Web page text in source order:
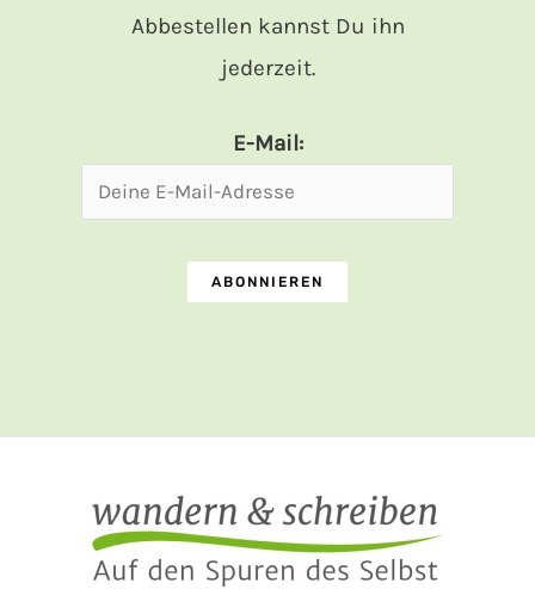
Abbestellen kannst Du ihn
jederzeit.
E-Mail: